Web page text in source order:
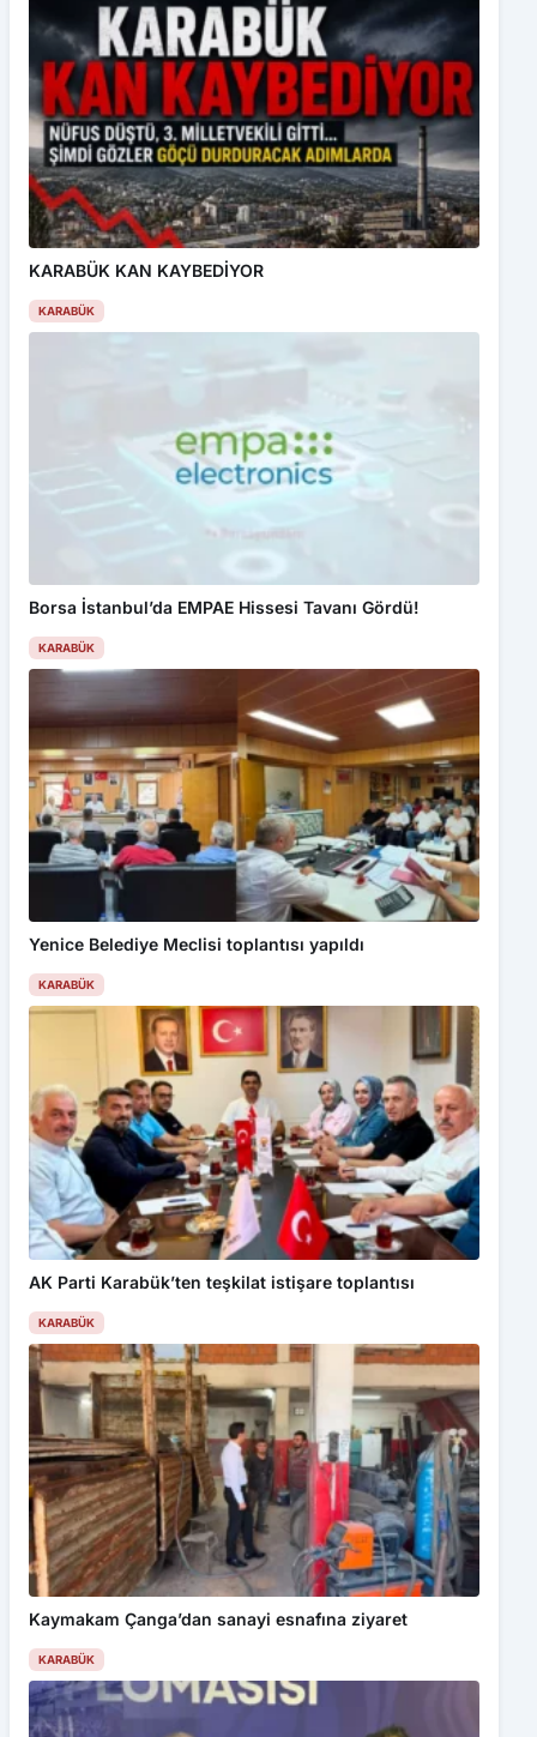
Beton mikseri 150 metrelik uçuruma yuvarlandı: 2 yaralı
KARABÜK KAN KAYBEDİYOR
KARABÜK
Borsa İstanbul’da EMPAE Hissesi Tavanı Gördü!
KARABÜK
Yenice Belediye Meclisi toplantısı yapıldı
KARABÜK
AK Parti Karabük’ten teşkilat istişare toplantısı
KARABÜK
Kaymakam Çanga’dan sanayi esnafına ziyaret
KARABÜK
Bu web sitesinde en iyi deneyimi yaşamanızı sağlamak için
çerezler kullanılmaktadır. Detaylar için Gizlilik Politikamız
inceleyebilirsiniz.
Kabul Et